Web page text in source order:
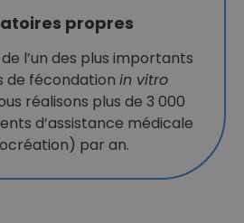
propres
l’un des plus importants
de fécondation in vitro
réalisons plus de 3 000
d’assistance médicale
par an.